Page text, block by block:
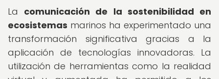
La comunicación de la sostenibilidad en
ecosistemas marinos ha experimentado una
transformación significativa gracias a la
aplicación de tecnologías innovadoras. La
utilización de herramientas como la realidad